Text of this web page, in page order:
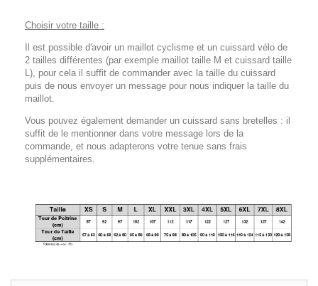
Choisir votre taille :
Il est possible d'avoir un maillot cyclisme et un cuissard vélo de
2 tailles différentes (par exemple maillot taille M et cuissard taille
L), pour cela il suffit de commander avec la taille du cuissard
puis de nous envoyer un message pour nous indiquer la taille du
maillot.
Vous pouvez également demander un cuissard sans bretelles : il
suffit de le mentionner dans votre message lors de la
commande, et nous adapterons votre tenue sans frais
supplémentaires.